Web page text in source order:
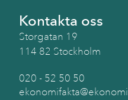
Kontakta oss
Storgatan 19
114 82 Stockholm
020 - 52 50 50